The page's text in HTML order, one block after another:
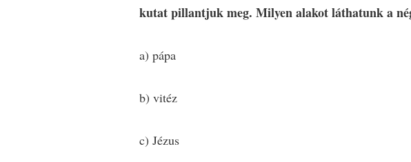
kutat pillantjuk meg. Milyen alakot láthatunk a
a) pápa
b) vitéz
c) Jézus